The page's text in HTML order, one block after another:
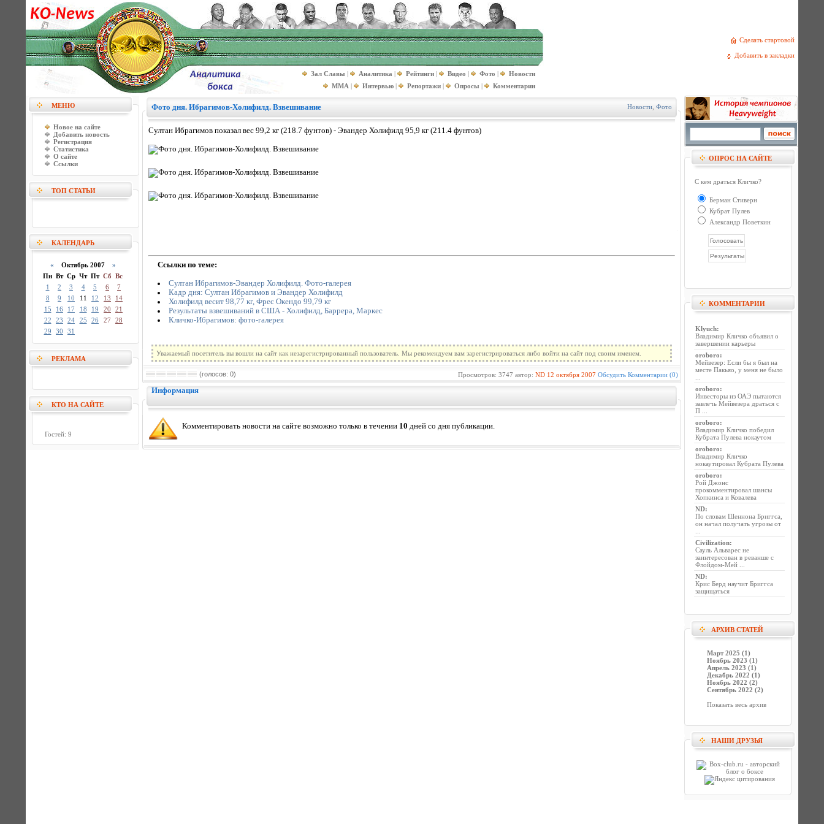
Сделать стартовой
Добавить в закладки
Зал Славы | Аналитика | Рейтинги | Видео | Фото |
Новости
MMA | Интервью | Репортажи | Опросы | Комментарии
МЕНЮ
Новое на сайте
Добавить новость
Регистрация
Статистика
О сайте
Ссылки
ТОП СТАТЬИ
КАЛЕНДАРЬ
« Октябрь 2007 »
Пн Вт Ср Чт Пт Сб Вс
1
2 3 4 5 6
7
8
9 10 11 12 13
14
15
16 17 18 19 20
21
22
23 24 25 26 27
28
29
30 31
РЕКЛАМА
КТО НА САЙТЕ
Гостей: 9
Фото дня. Ибрагимов-Холифилд. Взвешивание Новости Фото
Султан Ибрагимов показал вес 99,2 кг (218.7 фунтов) - Эвандер Холифилд 95,9 кг (211.4 фунтов)
Ссылки по теме:
Султан Ибрагимов-Эвандер Холифилд. Фото-галерея
Кадр дня: Султан Ибрагимов и Эвандер Холифилд
Холифилд весит 98,77 кг, Фрес Окендо 99,79 кг
Результаты взвешиваний в США - Холифилд, Баррера, Маркес
Кличко-Ибрагимов: фото-галерея
Уважаемый посетитель вы вошли на сайт как незарегистрированный пользователь. Мы рекомендуем вам зарегистрироваться либо войти на сайт под своим именем.
(голосов: 0) Просмотров: 3747 автор: ND 12 октября 2007 Обсудить Комментарии (0)
Информация
Комментировать новости на сайте возможно только в течении 10 дней со дня публикации.
ОПРОС НА САЙТЕ
С кем драться Кличко?
Берман Стиверн
Кубрат Пулев
Александр Поветкин
КОММЕНТАРИИ
Klyuch:
Владимир Кличко объявил о
завершении карьеры
oroboro:
Мейвезер: Если бы я был на
месте Пакьяо, у меня не было
oroboro:
Инвесторы из ОАЭ пытаются
завлечь Мейвезера драться с
П ...
oroboro:
Владимир Кличко победил
Кубрата Пулева нокаутом
oroboro:
Владимир Кличко
нокаутировал Кубрата Пулева
oroboro:
Рой Джонс
прокомментировал шансы
Хопкинса и Ковалева
ND:
По словам Шеннона Бриггса,
он начал получать угрозы от
Civilization:
Сауль Альварес не
заинтересован в реванше с
Флойдом-Мей ...
ND:
Крис Берд научит Бриггса
защищаться
АРХИВ СТАТЕЙ
Март 2025 (1)
Ноябрь 2023 (1)
Апрель 2023 (1)
Декабрь 2022 (1)
Ноябрь 2022 (2)
Сентябрь 2022 (2)
Показать весь архив
НАШИ ДРУЗЬЯ